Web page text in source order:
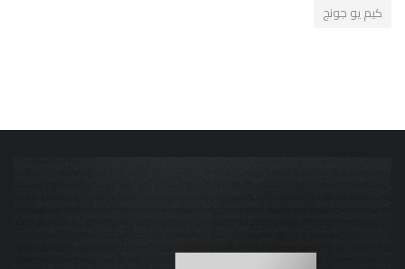
كيم يو جونج